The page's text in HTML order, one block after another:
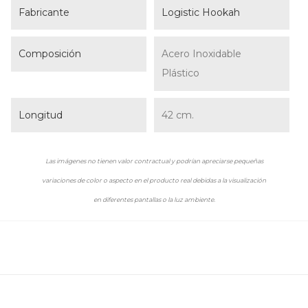
Fabricante Logistic Hookah
Composición
Acero Inoxidable
Plástico
Longitud 42 cm.
Las imágenes no tienen valor contractual y podrían apreciarse pequeñas
variaciones de color o aspecto en el producto real debidas a la visualización
en diferentes pantallas o la luz ambiente.